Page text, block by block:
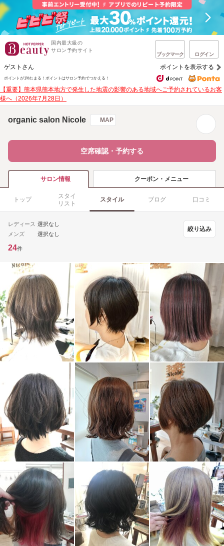
国内最大級の
サロン予約サイト
ブックマーク ログイン
ゲストさん ポイントを表示する
ポイントが1%たまる！ ポイントはサロン予約でつかえる！
【重要】熊本県熊本地方で発生した地震の影響のある地域へご予約されているお客
様へ（2026年7月28日）
organic salon Nicole MAP
空席確認・予約する
サロン情報 クーポン・メニュー
トップ
スタイ
リスト
スタイル ブログ 口コミ
レディース 選択なし
メンズ
選択なし
絞り込み
24件